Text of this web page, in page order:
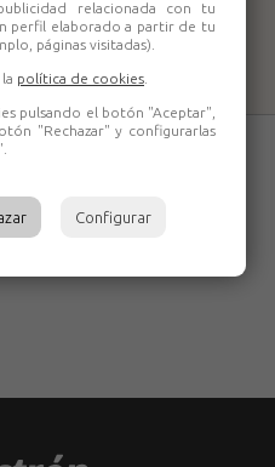
TSK DUAL
relacionada con tu
perfil elaborado a partir de tu
páginas visitadas).
política de cookies
pulsando el botón "Aceptar",
"Rechazar" y configurarlas
Configurar